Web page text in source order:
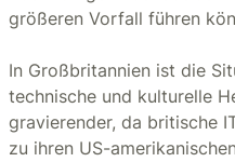
größeren Vorfall führen
In Großbritannien ist die
technische und kulturelle
gravierender, da britische
zu ihren US-